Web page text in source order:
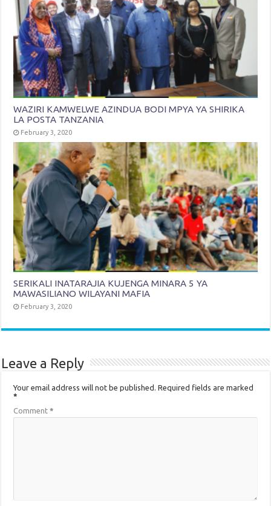
WAZIRI KAMWELWE AZINDUA BODI MPYA YA SHIRIKA
LA POSTA TANZANIA
February 3, 2020
SERIKALI INATARAJIA KUJENGA MINARA 5 YA
MAWASILIANO WILAYANI MAFIA
February 3, 2020
Leave a Reply
Your email address will not be published. Required fields are marked
*
Comment*